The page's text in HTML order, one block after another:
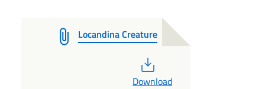
Locandina Creature
Download